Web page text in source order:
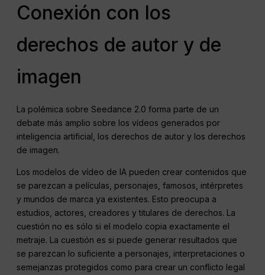
Conexión con los
derechos de autor y de
imagen
La polémica sobre Seedance 2.0 forma parte de un
debate más amplio sobre los vídeos generados por
inteligencia artificial, los derechos de autor y los derechos
de imagen.
Los modelos de vídeo de IA pueden crear contenidos que
se parezcan a películas, personajes, famosos, intérpretes
y mundos de marca ya existentes. Esto preocupa a
estudios, actores, creadores y titulares de derechos. La
cuestión no es sólo si el modelo copia exactamente el
metraje. La cuestión es si puede generar resultados que
se parezcan lo suficiente a personajes, interpretaciones o
semejanzas protegidos como para crear un conflicto legal